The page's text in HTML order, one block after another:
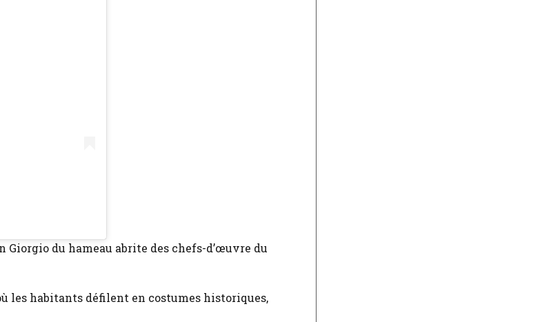
Giorgio du hameau abrite des chefs-d’œuvre du
les habitants défilent en costumes historiques,